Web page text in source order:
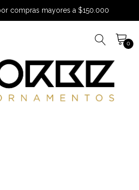
compras mayores a $150.000
0